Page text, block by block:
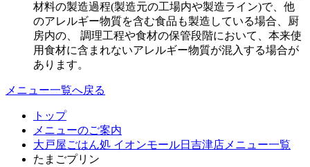
材料の製造過程(製造元の工場内や製造ライン)で、他
のアレルギー物質を含む食品も製造している場合、厨
房内の、 調理工程や食材の保管段階において、本来使
用食材に含まれないアレルギー物質が混入する場合が
あります。
メニュー一覧へ戻る
トップ
メニューのご案内
大戸屋ごはん処 イオンモール日吉津店メニュー一覧
たまごプリン